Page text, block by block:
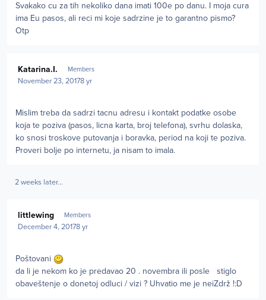
Svakako cu za tih nekoliko dana imati 100e po danu. I moja cura
ima Eu pasos, ali reci mi koje sadrzine je to garantno pismo?
Otp
Katarina.I. Members
November 23, 20178 yr
Mislim treba da sadrzi tacnu adresu i kontakt podatke osobe
koja te poziva (pasos, licna karta, broj telefona), svrhu dolaska,
ko snosi troskove putovanja i boravka, period na koji te poziva.
Proveri bolje po internetu, ja nisam to imala.
2 weeks later...
littlewing Members
December 4, 20178 yr
Poštovani
da li je nekom ko je predavao 20 . novembra ili posle stiglo
obaveštenje o donetoj odluci / vizi ? Uhvatio me je neiZdrž !:D